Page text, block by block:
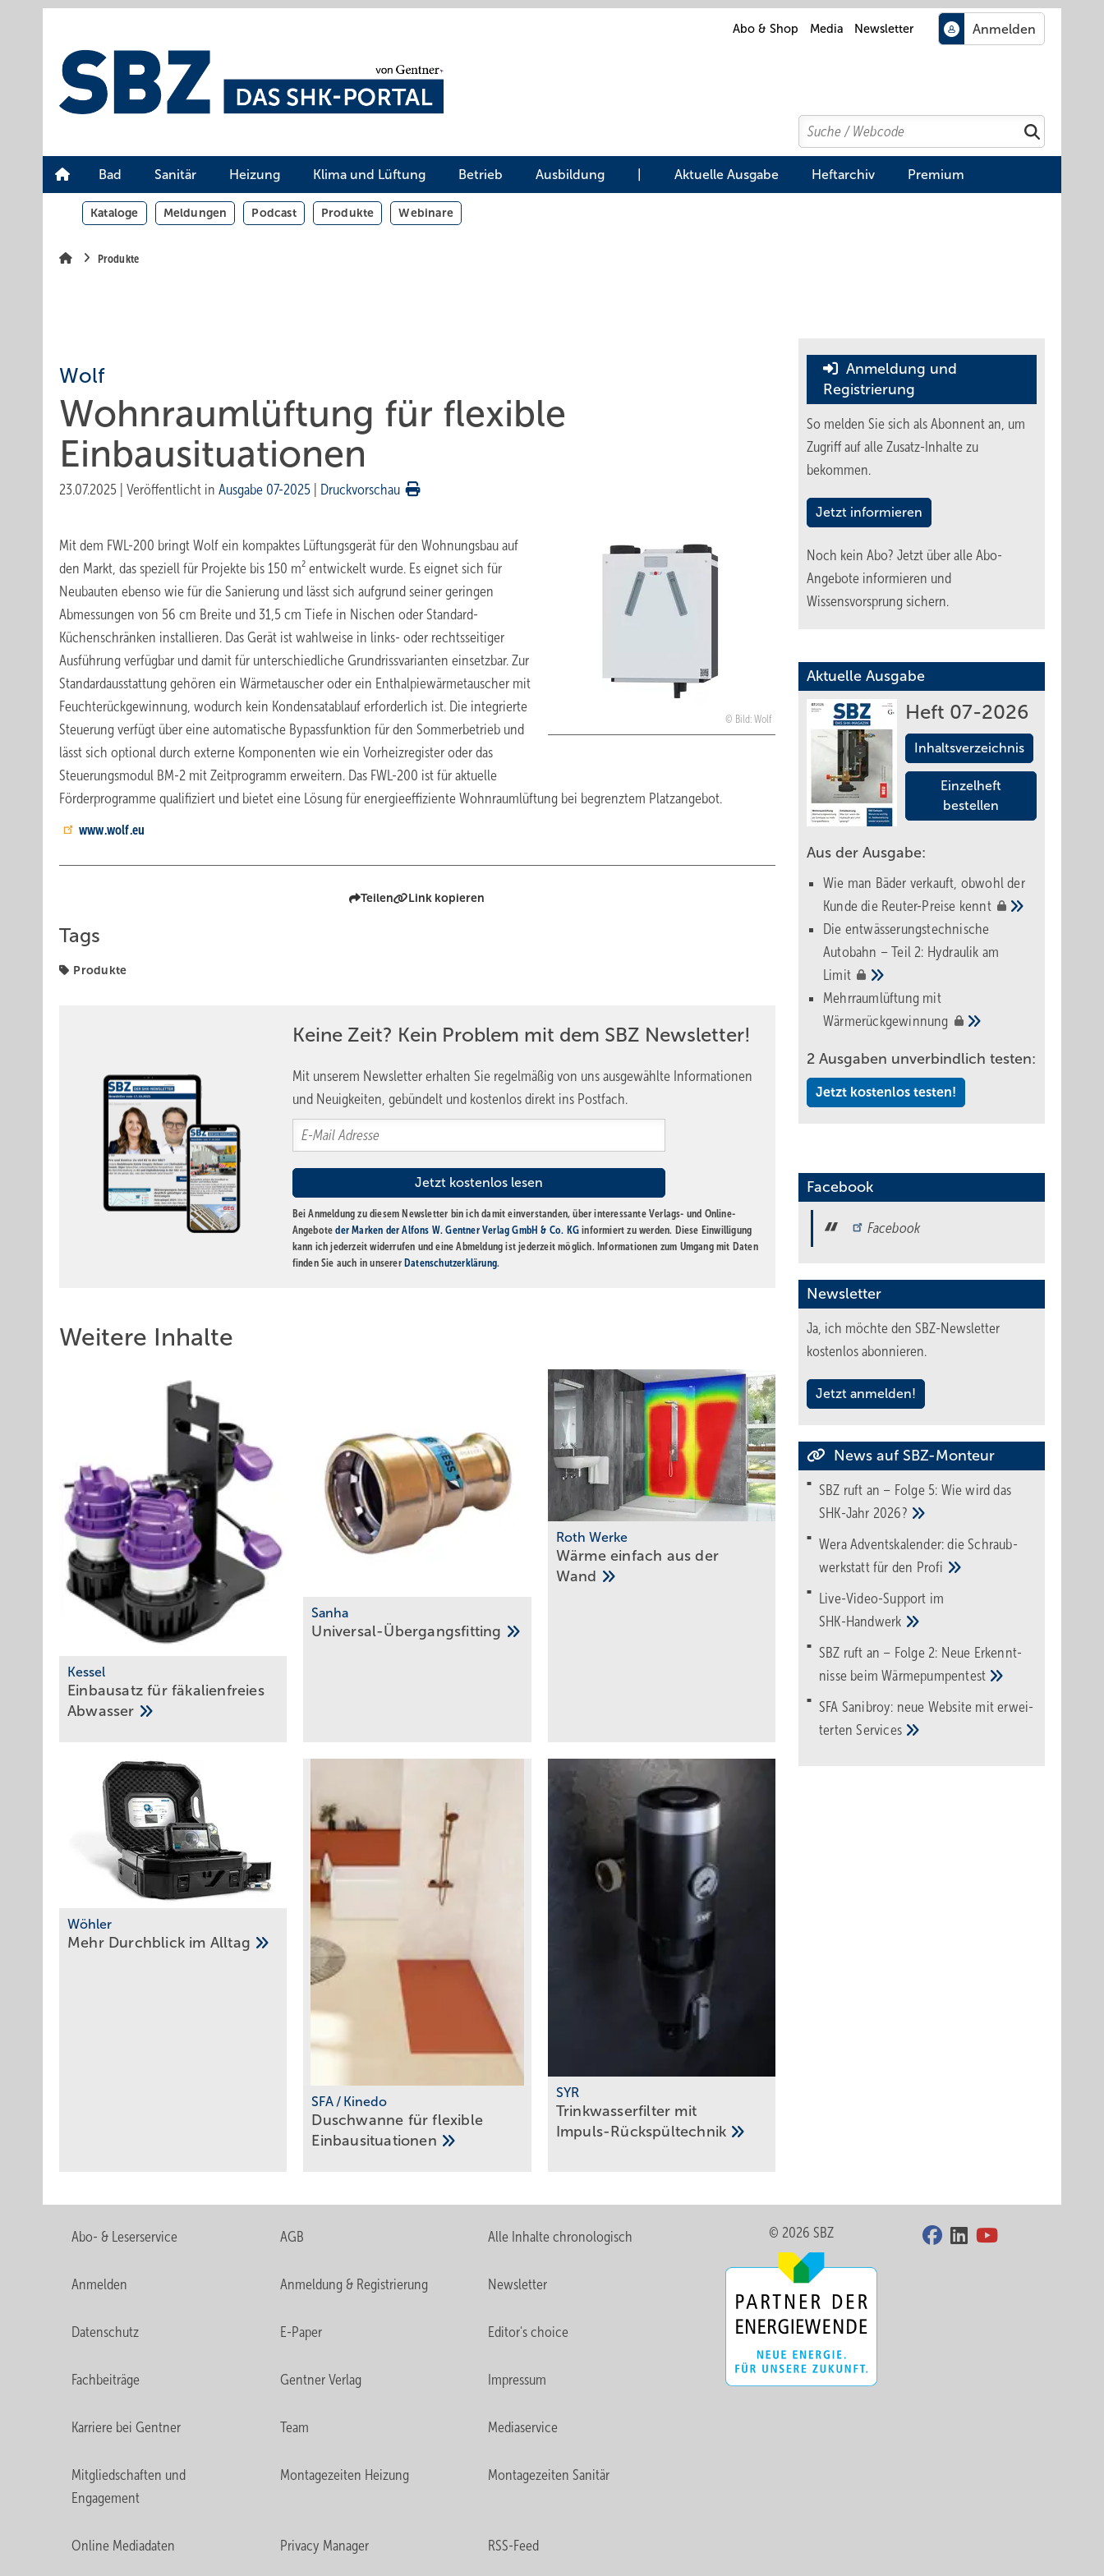
Abo & Shop Media Newsletter
Search
Suchen
Bad Sanitär Heizung Klima und Lüftung Betrieb Ausbildung Aktuelle Ausgabe Heftarchiv Premium
Kataloge Meldungen Podcast Produkte Webinare
Produkte
Wolf
Wohnraumlüftung für flexible
Einbausituationen
23.07.2025 Veröffentlicht in Ausgabe 07-2025 Druckvorschau
Bild: Wolf
Mit dem FWL-200 bringt Wolf ein kompaktes Lüftungsgerät für den Wohnungsbau auf
den Markt, das speziell für Projekte bis 150 m² entwickelt wurde. Es eignet sich für
Neubauten ebenso wie für die Sanierung und lässt sich aufgrund seiner geringen
Abmessungen von 56 cm Breite und 31,5 cm Tiefe in Nischen oder Standard-
Küchenschränken installieren. Das Gerät ist wahlweise in links- oder rechtsseitiger
Ausführung verfügbar und damit für unterschiedliche Grundrissvarianten einsetzbar. Zur
Standardausstattung gehören ein Wärmetauscher oder ein Enthalpiewärmetauscher mit
Feuchterückgewinnung, wodurch kein Kondensatablauf erforderlich ist. Die integrierte
Steuerung verfügt über eine automatische Bypassfunktion für den Sommerbetrieb und
lässt sich optional durch externe Komponenten wie ein Vorheizregister oder das
Steuerungsmodul BM-2 mit Zeitprogramm erweitern. Das FWL-200 ist für aktuelle
Förderprogramme qualifiziert und bietet eine Lösung für energieeffiziente Wohnraumlüftung bei begrenztem ­Platzangebot.
www.wolf.eu
Teilen Link kopieren
Tags
Produkte
Keine Zeit? Kein Problem mit dem SBZ Newsletter!
Mit unserem Newsletter erhalten Sie regelmäßig von uns ausgewählte Informationen
und Neuigkeiten, gebündelt und kostenlos direkt ins Postfach.
Bei Anmeldung zu diesem Newsletter bin ich damit einverstanden, über interessante Verlags- und Online-
Angeboteder Marken der Alfons W. Gentner Verlag GmbH & Co. KG informiert zu werden. Diese Einwilligung
kann ich jederzeit widerrufen und eine Abmeldung ist jederzeit möglich. Informationen zum Umgang mit Daten
finden Sie auch in unserer Datenschutzerklärung.
Weitere Inhalte
Kessel
Einbausatz für fäkalienfreies
Abwasser
Sanha
Universal-­Übergangsfitting
Roth Werke
Wärme einfach aus der
Wand
Wöhler
Mehr Durchblick im Alltag
SFA / Kinedo
Duschwanne für flexible
Einbausituationen
SYR
Trinkwasserfilter mit
Impuls-Rückspültechnik
Anmeldung und
Registrierung
So melden Sie sich als Abonnent an, um
Zugriff auf alle Zusatz-Inhalte zu
bekommen.
Jetzt informieren
Noch kein Abo? Jetzt über alle Abo-
Angebote informieren und
Wissensvorsprung sichern.
Aktuelle Ausgabe
Heft 07-2026
Inhaltsverzeichnis
Einzelheft
bestellen
Aus der Ausgabe:
Wie man Bäder verkauft, obwohl der
Kunde die Reuter-Preise kennt
Die entwässerungstechnische
Autobahn – Teil 2: Hydraulik am
Limit
Mehrraumlüftung mit
Wärmerückgewinnung
2 Ausgaben unverbindlich testen:
Jetzt kostenlos testen!
Facebook
Facebook
Newsletter
Ja, ich möchte den SBZ-Newsletter
kostenlos abonnieren.
Jetzt anmelden!
News auf SBZ-Monteur
SBZ ruft an – Folge 5: Wie wird das
SHK-Jahr 2026?
Wera Adventskalender: die Schraub­
werk­statt für den Pro­fi
Live-Video-Support im
SHK-Handwerk
SBZ ruft an – Folge 2: Neue Erkennt­
nisse beimWärme­pumpen­test
SFA Sanibroy: neue Web­site mit erwei­
tertenServices
Abo- & Leserservice AGB Alle Inhalte chronologisch
Anmelden Anmeldung & Registrierung Newsletter
Datenschutz E-Paper Editor's choice
Fachbeiträge Gentner Verlag Impressum
Karriere bei Gentner Team Mediaservice
Mitgliedschaften und
Engagement
Montagezeiten Heizung Montagezeiten Sanitär
Online Mediadaten Privacy Manager RSS-Feed
© 2026 SBZ